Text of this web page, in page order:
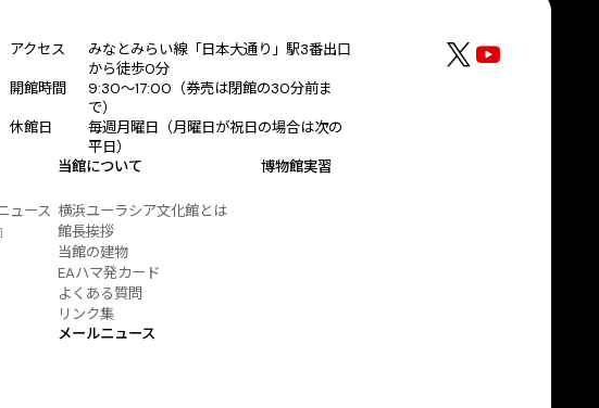
アクセス
みなとみらい線「日本大通り」駅3番出口
から徒歩0分
開館時間
9:30～17:00（券売は閉館の30分前ま
で）
休館日
毎週月曜日（月曜日が祝日の場合は次の
平日）
ュース
当館について
横浜ユーラシア文化館とは
館長挨拶
当館の建物
EAハマ発カード
よくある質問
リンク集
博物館実習
メールニュース